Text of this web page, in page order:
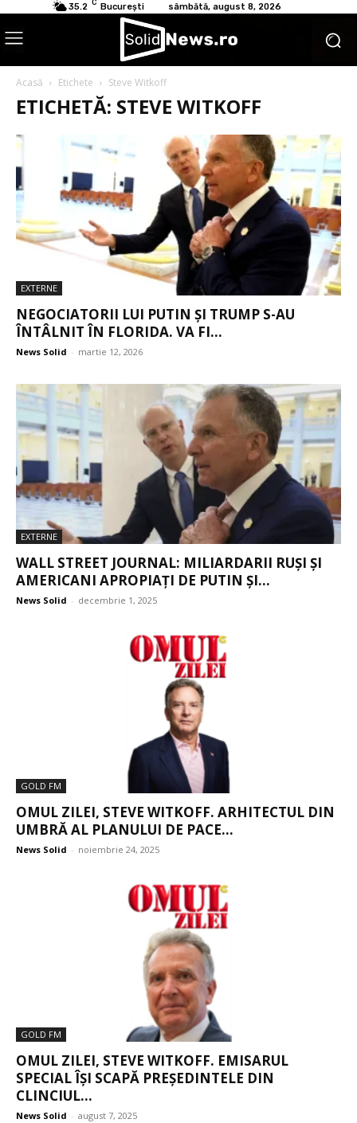
35.2 C București sâmbătă, august 8, 2026
Acasă Etichete Steve Witkoff
ETICHETĂ: STEVE WITKOFF
EXTERNE
NEGOCIATORII LUI PUTIN ȘI TRUMP S-AU
ÎNTÂLNIT ÎN FLORIDA. VA FI...
News Solid - martie 12, 2026
EXTERNE
WALL STREET JOURNAL: MILIARDARII RUȘI ȘI
AMERICANI APROPIAȚI DE PUTIN ȘI...
News Solid - decembrie 1, 2025
GOLD FM
OMUL ZILEI, STEVE WITKOFF. ARHITECTUL DIN
UMBRĂ AL PLANULUI DE PACE...
News Solid - noiembrie 24, 2025
GOLD FM
OMUL ZILEI, STEVE WITKOFF. EMISARUL
SPECIAL ÎȘI SCAPĂ PREȘEDINTELE DIN
CLINCIUL...
News Solid - august 7, 2025